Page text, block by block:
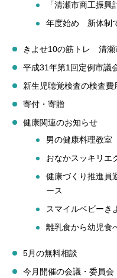
「清瀬市商工振興
年度始め 新体制
きよせ10の筋トレ 清瀬
平成31年第1回定例市議
新生児聴覚検査の検査費
寄付・寄贈
健康関連のお知らせ
男の健康料理教室
おなかスッキリエ
健康づくり推進員
ース
スマイルベビーき
離乳食から幼児食
5月の無料相談
今月開催の会議・委員会